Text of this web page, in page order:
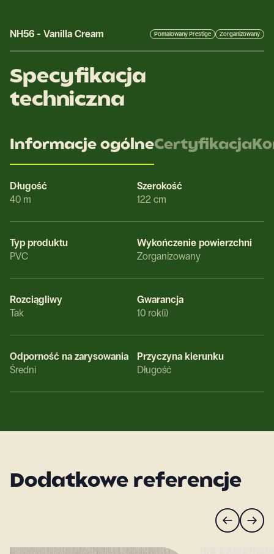
NH56 - Vanilla Cream Pomalowany Prestige Zorganizowany
Specyfikacja
techniczna
Informacje ogólneCertyfikacja
Długość
40 m
Szerokość
122 cm
Typ produktu
PVC
Wykończenie powierzchni
Zorganizowany
Rozciągliwy
Tak
Gwarancja
10 rok(i)
Odporność na zarysowania
Średni
Przyczyna kierunku
Długość
Dodatkowe referencje